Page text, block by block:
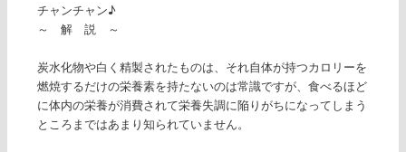
チャンチャン♪
～ 解 説 ～
炭水化物や白く精製されたものは、それ自体が持つカロリーを
燃焼するだけの栄養素を持たないのは常識ですが、食べるほど
に体内の栄養が消費されて栄養失調に陥りがちになってしまう
ところまではあまり知られていません。